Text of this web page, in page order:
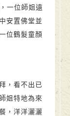
一位師姐遠
安置佛堂並
位鶴髮童顏
，看不出已
姐特地為來
，洋洋灑灑